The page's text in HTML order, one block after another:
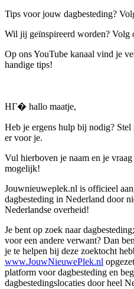
Tips voor jouw dagbesteding?
Wil jij geïnspireerd worden? Volg
Op ons YouTube kanaal vind je
handige tips!
HГ� hallo maatje,
Heb je ergens hulp bij nodig?
er voor je.
Vul hierboven je naam en je
mogelijk!
Jouwnieuweplek.nl is officieel
dagbesteding in Nederland door
Nederlandse overheid!
Je bent op zoek naar
voor een andere verwant? Dan
je te helpen bij deze zoektocht
www.JouwNieuwePlek.nl
platform voor dagbesteding en
dagbestedingslocaties door heel